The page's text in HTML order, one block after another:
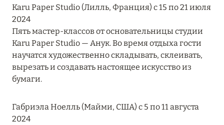
Подробнее
13 февраля 2025
MANDARIN ORIENTAL JUMEIRA, DUBAI:
СКИДКИ ДО 30 % ОТ СУММЫ КОНТРАКТА НА
РАЗМЕЩЕНИЕ ВЕСНОЙ
Karu Paper Studio (Лилль, Франция) с 15 по 21 июля
2024
Пять мастер-классов от основательницы студии
Karu Paper Studio — Анук. Во время отдыха гости
научатся художественно складывать, склеивать,
вырезать и создавать настоящее искусство из
бумаги.
Габриэла Ноелль (Майми, США) с 5 по 11 августа
2024